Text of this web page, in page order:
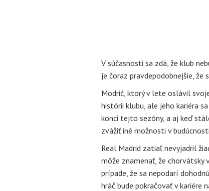
V súčasnosti sa zdá, že klub
je čoraz pravdepodobnejšie, že
Modrić, ktorý v lete oslávil
histórii klubu, ale jeho kariéra
konci tejto sezóny, a aj keď
zvážiť iné možnosti v
Real Madrid zatiaľ nevyjadril
môže znamenať, že chorvátsky
prípade, že sa nepodarí
hráč bude pokračovať v kariére